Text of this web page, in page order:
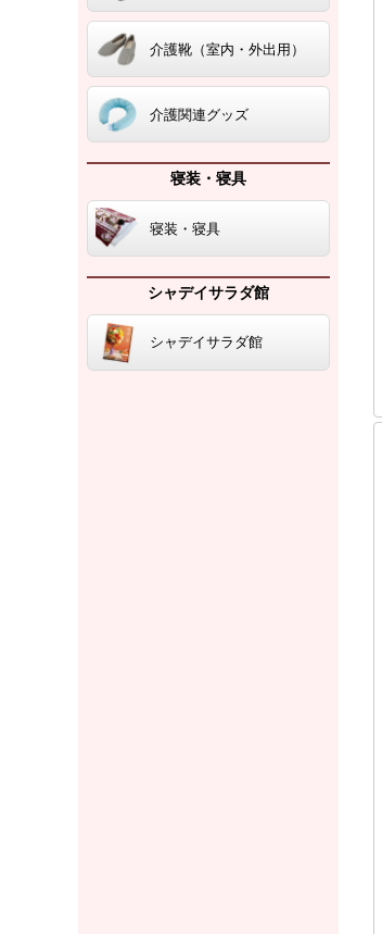
介護靴（室内・外出用）
介護関連グッズ
寝装・寝具
寝装・寝具
シャデイサラダ館
シャデイサラダ館